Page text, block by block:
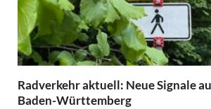
Radverkehr aktuell: Neue Signale
Baden-Württemberg